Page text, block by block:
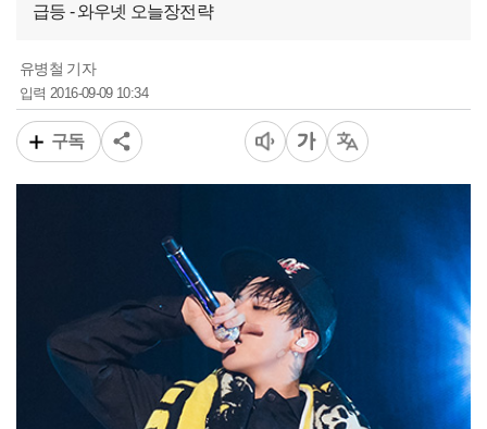
급등 - 와우넷 오늘장전략
유병철 기자
입력2016-09-09 10:34
구독